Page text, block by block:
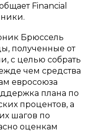
Financial
Брюссель
полученные от
с целью собрать
чем средства
евросоюза
плана по
процентов, а
шагов по
оценкам